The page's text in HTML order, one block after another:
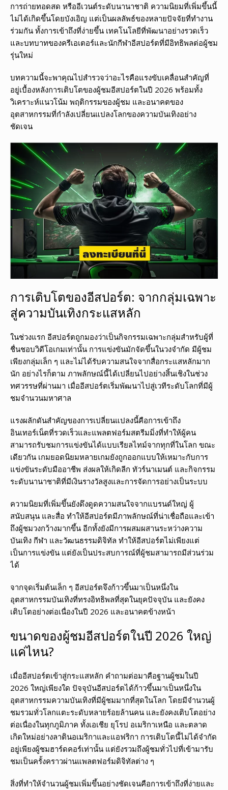
การถ่ายทอดสด หรืออีเวนต์ระดับนานาชาติ ความนิยมที่เพิ่มขึ้นนี้
ไม่ได้เกิดขึ้นโดยบังเอิญ แต่เป็นผลลัพธ์ของหลายปัจจัยที่ทำงาน
ร่วมกัน ทั้งการเข้าถึงที่ง่ายขึ้น เทคโนโลยีที่พัฒนาอย่างรวดเร็ว
และบทบาทของครีเอเตอร์และนักกีฬาอีสปอร์ตที่มีอิทธิพลต่อผู้ชม
รุ่นใหม่
บทความนี้จะพาคุณไปสำรวจว่าอะไรคือแรงขับเคลื่อนสำคัญที่
อยู่เบื้องหลังการเติบโตของผู้ชมอีสปอร์ตในปี 2026 พร้อมทั้ง
วิเคราะห์แนวโน้ม พฤติกรรมของผู้ชม และอนาคตของ
อุตสาหกรรมที่กำลังเปลี่ยนแปลงโลกของความบันเทิงอย่าง
ชัดเจน
การเติบโตของอีสปอร์ต: จากกลุ่มเฉพาะ
สู่ความบันเทิงกระแสหลัก
ในช่วงแรก อีสปอร์ตถูกมองว่าเป็นกิจกรรมเฉพาะกลุ่มสำหรับผู้ที่
ชื่นชอบวิดีโอเกมเท่านั้น การแข่งขันมักจัดขึ้นในวงจำกัด มีผู้ชม
เพียงกลุ่มเล็ก ๆ และไม่ได้รับความสนใจจากสื่อกระแสหลักมาก
นัก อย่างไรก็ตาม ภาพลักษณ์นี้ได้เปลี่ยนไปอย่างสิ้นเชิงในช่วง
ทศวรรษที่ผ่านมา เมื่ออีสปอร์ตเริ่มพัฒนาไปสู่เวทีระดับโลกที่มีผู้
ชมจำนวนมหาศาล
แรงผลักดันสำคัญของการเปลี่ยนแปลงนี้คือการเข้าถึง
อินเทอร์เน็ตที่รวดเร็วและแพลตฟอร์มสตรีมมิ่งที่ทำให้ผู้คน
สามารถรับชมการแข่งขันได้แบบเรียลไทม์จากทุกที่ในโลก ขณะ
เดียวกัน เกมยอดนิยมหลายเกมยังถูกออกแบบให้เหมาะกับการ
แข่งขันระดับมืออาชีพ ส่งผลให้เกิดลีก ทัวร์นาเมนต์ และกิจกรรม
ระดับนานาชาติที่มีเงินรางวัลสูงและการจัดการอย่างเป็นระบบ
ความนิยมที่เพิ่มขึ้นยังดึงดูดความสนใจจากแบรนด์ใหญ่ ผู้
สนับสนุน และสื่อ ทำให้อีสปอร์ตมีภาพลักษณ์ที่น่าเชื่อถือและเข้า
ถึงผู้ชมวงกว้างมากขึ้น อีกทั้งยังมีการผสมผสานระหว่างความ
บันเทิง กีฬา และวัฒนธรรมดิจิทัล ทำให้อีสปอร์ตไม่เพียงแต่
เป็นการแข่งขัน แต่ยังเป็นประสบการณ์ที่ผู้ชมสามารถมีส่วนร่วม
ได้
จากจุดเริ่มต้นเล็ก ๆ อีสปอร์ตจึงก้าวขึ้นมาเป็นหนึ่งใน
อุตสาหกรรมบันเทิงที่ทรงอิทธิพลที่สุดในยุคปัจจุบัน และยังคง
เติบโตอย่างต่อเนื่องในปี 2026 และอนาคตข้างหน้า
ขนาดของผู้ชมอีสปอร์ตในปี 2026 ใหญ่
แค่ไหน?
เมื่ออีสปอร์ตเข้าสู่กระแสหลัก คำถามต่อมาคือฐานผู้ชมในปี
2026 ใหญ่เพียงใด ปัจจุบันอีสปอร์ตได้ก้าวขึ้นมาเป็นหนึ่งใน
อุตสาหกรรมความบันเทิงที่มีผู้ชมมากที่สุดในโลก โดยมีจำนวนผู้
ชมรวมทั่วโลกแตะระดับหลายร้อยล้านคน และยังคงเติบโตอย่าง
ต่อเนื่องในทุกภูมิภาค ทั้งเอเชีย ยุโรป อเมริกาเหนือ และตลาด
เกิดใหม่อย่างลาตินอเมริกาและแอฟริกา การเติบโตนี้ไม่ได้จำกัด
อยู่เพียงผู้ชมฮาร์ดคอร์เท่านั้น แต่ยังรวมถึงผู้ชมทั่วไปที่เข้ามารับ
ชมเป็นครั้งคราวผ่านแพลตฟอร์มดิจิทัลต่าง ๆ
สิ่งที่ทำให้จำนวนผู้ชมเพิ่มขึ้นอย่างชัดเจนคือการเข้าถึงที่ง่ายและ